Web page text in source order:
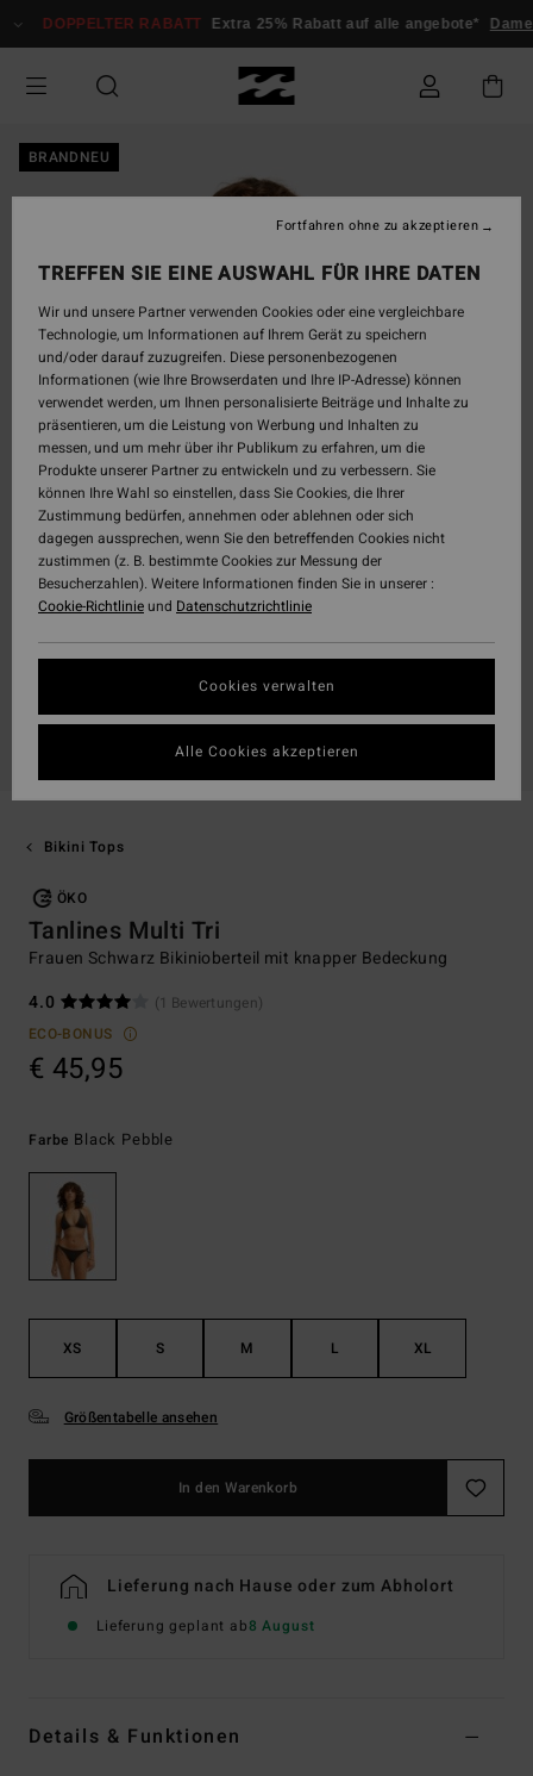
zur
springen
DOPPELTER RABATT Extra 25% Rabatt auf alle angebote* Damen
BRANDNEU
Bikini Tops
ÖKO
Tanlines Multi Tri
Frauen Schwarz Bikinioberteil mit knapper Bedeckung
4.0
(1 Bewertungen)
ECO-BONUS
€ 45,95
Farbe Black Pebble
XS S M L XL
Größentabelle ansehen
In den Warenkorb
Lieferung nach Hause oder zum Abholort
Lieferung geplant ab8 August
Details & Funktionen
TREFFEN SIE EINE AUSWAHL FÜR IHRE DATEN
Wir und unsere Partner verwenden Cookies oder eine vergleichbare
Technologie, um Informationen auf Ihrem Gerät zu speichern
und/oder darauf zuzugreifen. Diese personenbezogenen
Informationen (wie Ihre Browserdaten und Ihre IP-Adresse) können
verwendet werden, um Ihnen personalisierte Beiträge und Inhalte zu
präsentieren, um die Leistung von Werbung und Inhalten zu
messen, und um mehr über ihr Publikum zu erfahren, um die
Produkte unserer Partner zu entwickeln und zu verbessern. Sie
können Ihre Wahl so einstellen, dass Sie Cookies, die Ihrer
Zustimmung bedürfen, annehmen oder ablehnen oder sich
dagegen aussprechen, wenn Sie den betreffenden Cookies nicht
zustimmen (z. B. bestimmte Cookies zur Messung der
Besucherzahlen). Weitere Informationen finden Sie in unserer :
Cookie-Richtlinieund Datenschutzrichtlinie
Cookies verwalten
Fortfahren ohne zu akzeptieren
Alle Cookies akzeptieren